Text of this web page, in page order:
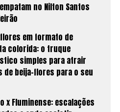
no Nilton Santos
em formato de
colorida: o truque
simples para atrair
de beija-flores para o seu
x Fluminense: escalações